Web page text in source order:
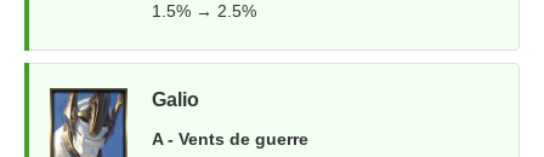
1.5% → 2.5%
Galio
A - Vents de guerre